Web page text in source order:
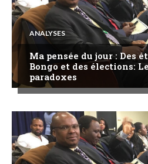
ANALYSES
Ma pensée du jour : Des
Bongo et des élections:
paradoxes